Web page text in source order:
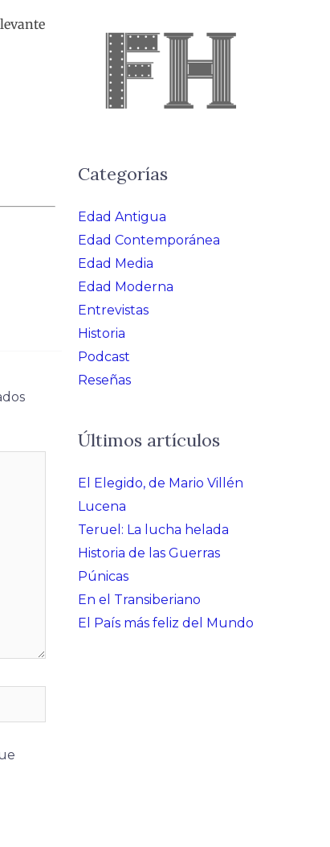
Categorías
Edad Antigua
Edad Contemporánea
Edad Media
Edad Moderna
Entrevistas
Historia
Podcast
Reseñas
Últimos artículos
El Elegido, de Mario Villén
Lucena
Teruel: La lucha helada
Historia de las Guerras
Púnicas
En el Transiberiano
El País más feliz del Mundo